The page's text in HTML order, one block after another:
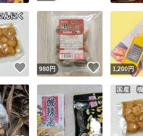
いいね！
980円 いいね！
1,200円